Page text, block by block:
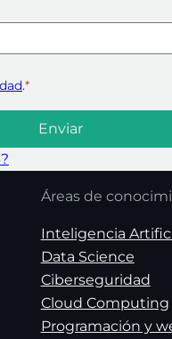
.*
Áreas de
Inteligencia
Data Science
Ciberseguridad
Cloud Computing
Programación y